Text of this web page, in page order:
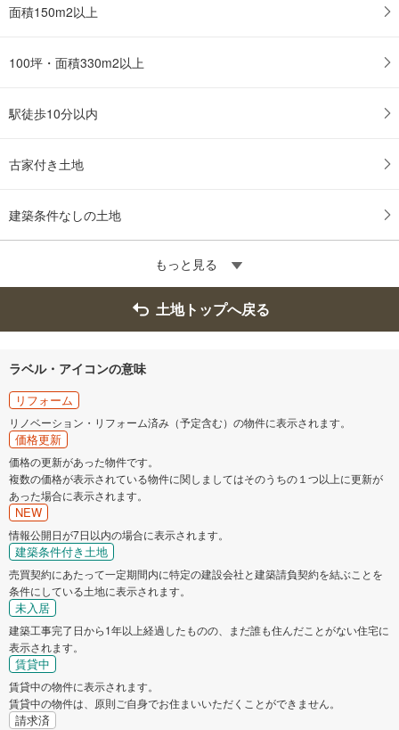
面積150m2以上
100坪・面積330m2以上
駅徒歩10分以内
古家付き土地
建築条件なしの土地
もっと見る
土地トップへ戻る
ラベル・アイコンの意味
リフォーム
リノベーション・リフォーム済み（予定含む）の物件に表示されます。
価格更新
価格の更新があった物件です。
複数の価格が表示されている物件に関しましてはそのうちの１つ以上に更新が
あった場合に表示されます。
NEW
情報公開日が7日以内の場合に表示されます。
建築条件付き土地
売買契約にあたって一定期間内に特定の建設会社と建築請負契約を結ぶことを
条件にしている土地に表示されます。
未入居
建築工事完了日から1年以上経過したものの、まだ誰も住んだことがない住宅に
表示されます。
賃貸中
賃貸中の物件に表示されます。
賃貸中の物件は、原則ご自身でお住まいいただくことができません。
請求済